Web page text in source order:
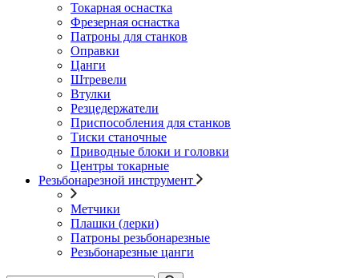
Токарная оснастка
Фрезерная оснастка
Патроны для станков
Оправки
Цанги
Штревели
Втулки
Резцедержатели
Приспособления для станков
Тиски станочные
Приводные блоки и головки
Центры токарные
Резьбонарезной инструмент
Метчики
Плашки (лерки)
Патроны резьбонарезные
Резьбонарезные цанги